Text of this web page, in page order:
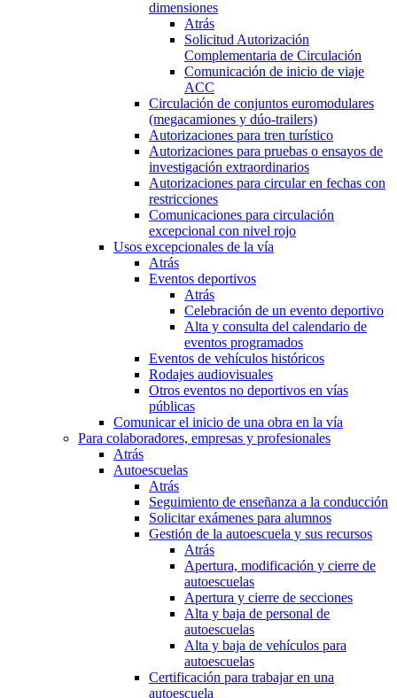
dimensiones
Atrás
Solicitud Autorización
Complementaria de Circulación
Comunicación de inicio de viaje
ACC
Circulación de conjuntos euromodulares
(megacamiones y dúo-trailers)
Autorizaciones para tren turístico
Autorizaciones para pruebas o ensayos de
investigación extraordinarios
Autorizaciones para circular en fechas con
restricciones
Comunicaciones para circulación
excepcional con nivel rojo
Usos excepcionales de la vía
Atrás
Eventos deportivos
Atrás
Celebración de un evento deportivo
Alta y consulta del calendario de
eventos programados
Eventos de vehículos históricos
Rodajes audiovisuales
Otros eventos no deportivos en vías
públicas
Comunicar el inicio de una obra en la vía
Para colaboradores, empresas y profesionales
Atrás
Autoescuelas
Atrás
Seguimiento de enseñanza a la conducción
Solicitar exámenes para alumnos
Gestión de la autoescuela y sus recursos
Atrás
Apertura, modificación y cierre de
autoescuelas
Apertura y cierre de secciones
Alta y baja de personal de
autoescuelas
Alta y baja de vehículos para
autoescuelas
Certificación para trabajar en una
autoescuela